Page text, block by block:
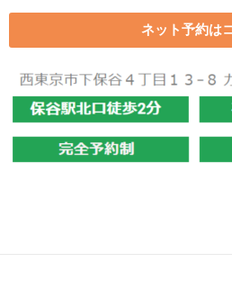
ネット予約は